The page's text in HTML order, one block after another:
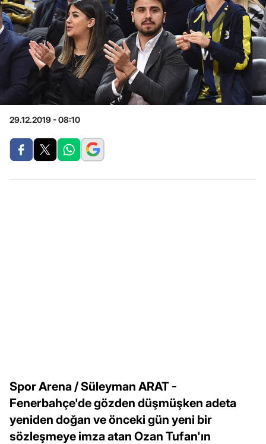
29.12.2019 - 08:10
Spor Arena / Süleyman ARAT -
Fenerbahçe'de gözden düşmüşken adeta
yeniden doğan ve önceki gün yeni bir
sözleşmeye imza atan Ozan Tufan'ın